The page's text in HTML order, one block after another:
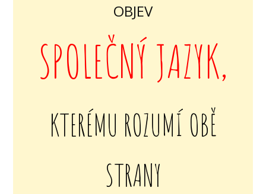
OBJEV
SPOLEČNÝ JAZYK,
KTERÉMU ROZUMÍ OBĚ
STRANY